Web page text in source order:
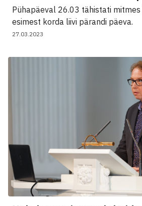
Pühapäeval 26.03 tähistati mitmes
esimest korda liivi pärandi päeva.
27.03.2023